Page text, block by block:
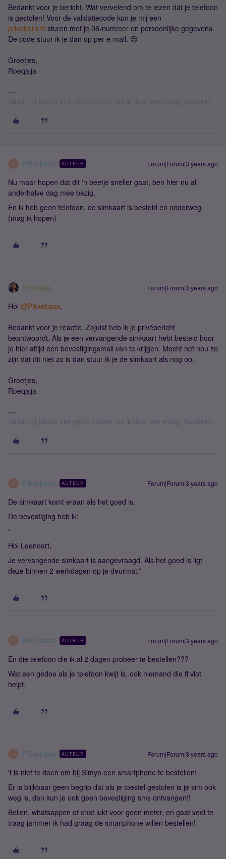
Bedankt voor je bericht. Wat vervelend om te lezen dat je telefoon
is gestolen! Voor de validatiecode kun je mij een
privébericht sturen met je 06-nummer en persoonlijke gegevens.
De code stuur ik je dan op per e-mail. 😊
Groetjes,
Roeqajja
P Pikkebaas AUTEUR Forum|Forum|3 years ago
Nu maar hopen dat dit 'n beetje sneller gaat, ben hier nu al
anderhalve dag mee bezig,
En ik heb geen telefoon, de simkaart is besteld en onderweg.
(mag ik hopen)
Roeqajja Forum|Forum|3 years ago
Hoi @Pikkebaas,
Bedankt voor je reactie. Zojuist heb ik je privébericht
beantwoordt. Als je een vervangende simkaart hebt besteld hoor
je hier altijd een bevestigingsmail van te krijgen. Mocht het nou zo
zijn dat dit niet zo is dan stuur ik je de simkaart als nog op.
Groetjes,
Roeqajja
Stuur mij alleen een privé bericht als ik daar om vraag. Bedankt!
P Pikkebaas AUTEUR Forum|Forum|3 years ago
De simkaart komt eraan als het goed is.
De bevestiging heb ik:
“
Hoi Leendert,
Je vervangende simkaart is aangevraagd. Als het goed is ligt
deze binnen 2 werkdagen op je deurmat.”
P Pikkebaas AUTEUR Forum|Forum|3 years ago
En die telefoon die ik al 2 dagen probeer te bestellen???
Wat een gedoe als je telefoon kwijt is, ook niemand die ff vlot
helpt.
P Pikkebaas AUTEUR Forum|Forum|3 years ago
't is niet te doen om bij Simyo een smartphone te bestellen!
Er is blijkbaar geen begrip dat als je toestel gestolen is je sim ook
weg is, dan kun je ook geen bevestiging sms ontvangen!!
Bellen, whatsappen of chat lukt voor geen meter, en gaat veel te
traag jammer ik had graag de smartphone willen bestellen!